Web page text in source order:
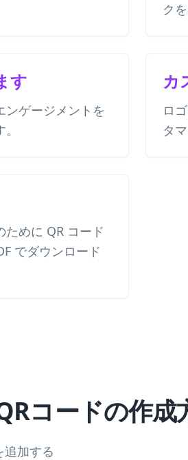
ク
す
ンゲージメントを
カ
ロ
タ
めに QR コード
でダウンロード
コードの作成
加する